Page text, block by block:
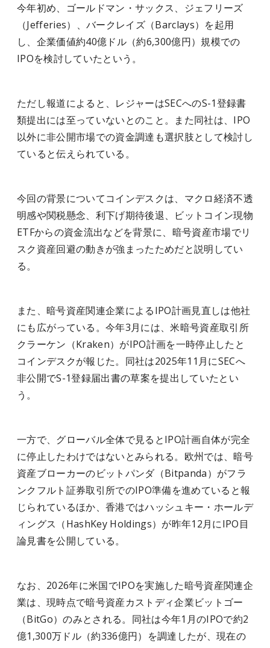
今年初め、ゴールドマン・サックス、ジェフリーズ
（Jefferies）、バークレイズ（Barclays）を起用
し、企業価値約40億ドル（約6,300億円）規模での
IPOを検討していたという。
ただし報道によると、レジャーはSECへのS-1登録書
類提出には至っていないとのこと。また同社は、IPO
以外に非公開市場での資金調達も選択肢として検討し
ていると伝えられている。
今回の背景についてコインデスクは、マクロ経済不透
明感や関税懸念、利下げ期待後退、ビットコイン現物
ETFからの資金流出などを背景に、暗号資産市場でリ
スク資産回避の動きが強まったためだと説明してい
る。
また、暗号資産関連企業によるIPO計画見直しは他社
にも広がっている。今年3月には、米暗号資産取引所
クラーケン（Kraken）がIPO計画を一時停止したと
コインデスクが報じた。同社は2025年11月にSECへ
非公開でS-1登録届出書の草案を提出していたとい
う。
一方で、グローバル全体で見るとIPO計画自体が完全
に停止したわけではないとみられる。欧州では、暗号
資産ブローカーのビットパンダ（Bitpanda）がフラ
ンクフルト証券取引所でのIPO準備を進めていると報
じられているほか、香港ではハッシュキー・ホールデ
ィングス（HashKey Holdings）が昨年12月にIPO目
論見書を公開している。
なお、2026年に米国でIPOを実施した暗号資産関連企
業は、現時点で暗号資産カストディ企業ビットゴー
（BitGo）のみとされる。同社は今年1月のIPOで約2
億1,300万ドル（約336億円）を調達したが、現在の